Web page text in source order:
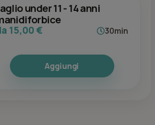
under 11 - 14 anni
15,00 € 30min
Aggiungi